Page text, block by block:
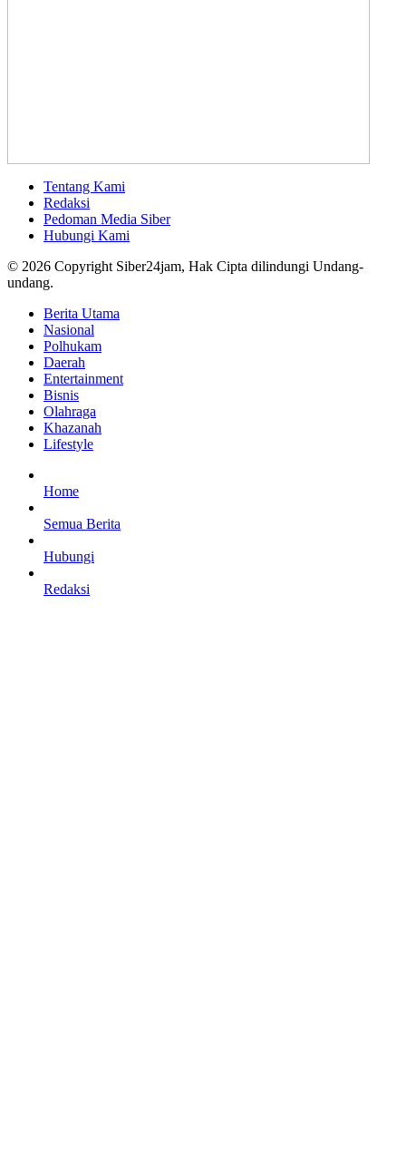
Tentang Kami
Redaksi
Pedoman Media Siber
Hubungi Kami
© 2026 Copyright Siber24jam, Hak Cipta dilindungi Undang-
undang.
Berita Utama
Nasional
Polhukam
Daerah
Entertainment
Bisnis
Olahraga
Khazanah
Lifestyle
Home
Semua Berita
Hubungi
Redaksi